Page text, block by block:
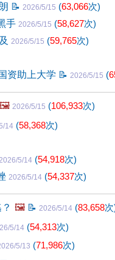
📝 2026/5/15 (63,066次)
手 2026/5/15 (58,627次)
2026/5/15 (59,765次)
资助上大学 📝 2026/5/15 (
🖼️ 2026/5/15 (106,933次)
14 (58,368次)
5/14 (54,918次)
2026/5/14 (54,337次)
🖼️ 📝 2026/5/14 (83,658
5/14 (54,313次)
5/13 (71,986次)